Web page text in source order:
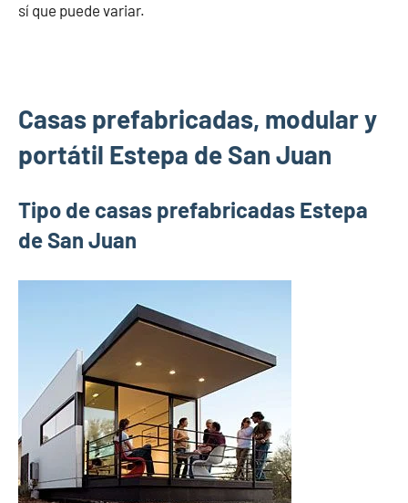
sí que puede variar.
Casas prefabricadas, modular y
portátil Estepa de San Juan
Tipo de casas prefabricadas Estepa
de San Juan